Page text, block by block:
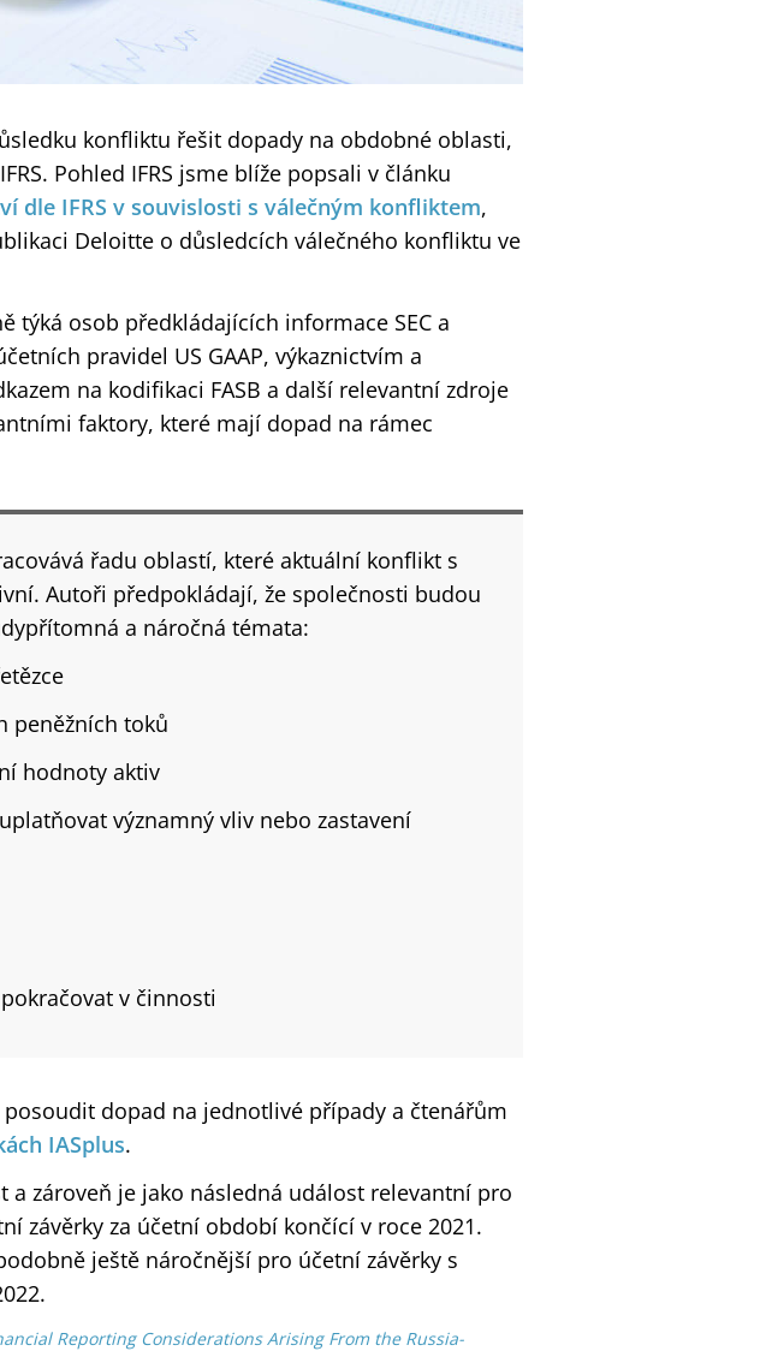
konfliktu řešit dopady na obdobné oblasti,
Pohled IFRS jsme blíže popsali v článku
dle IFRS v souvislosti s válečným konfliktem,
Deloitte o důsledcích válečného konfliktu ve
týká osob předkládajících informace SEC a
pravidel US GAAP, výkaznictvím a
na kodifikaci FASB a další relevantní zdroje
faktory, které mají dopad na rámec
řadu oblastí, které aktuální konflikt s
Autoři předpokládají, že společnosti budou
a náročná témata:
peněžních toků
hodnoty aktiv
významný vliv nebo zastavení
v činnosti
dopad na jednotlivé případy a čtenářům
IASplus.
a zároveň je jako následná událost relevantní pro
závěrky za účetní období končící v roce 2021.
ještě náročnější pro účetní závěrky s
Reporting Considerations Arising From the Russia-